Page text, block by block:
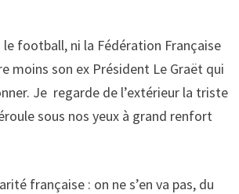
le football, ni la Fédération Française
moins son ex Président Le Graët qui
Je regarde de l’extérieur la triste
sous nos yeux à grand renfort
française : on ne s’en va pas, du